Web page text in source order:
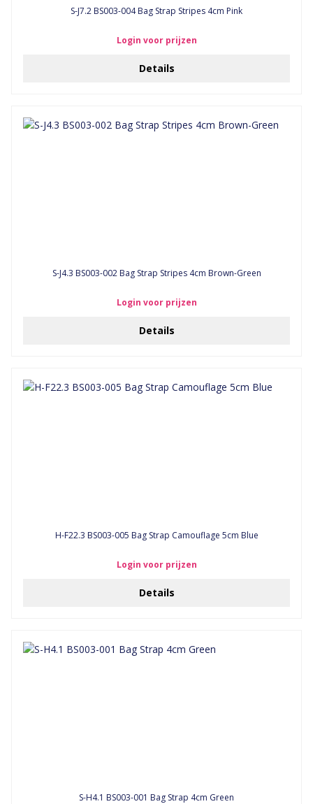
S-J7.2 BS003-004 Bag Strap Stripes 4cm Pink
Login voor prijzen
Details
S-J4.3 BS003-002 Bag Strap Stripes 4cm Brown-Green
Login voor prijzen
Details
H-F22.3 BS003-005 Bag Strap Camouflage 5cm Blue
Login voor prijzen
Details
S-H4.1 BS003-001 Bag Strap 4cm Green